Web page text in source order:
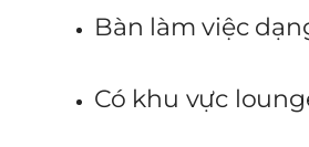
Bàn làm việc
Có khu vực